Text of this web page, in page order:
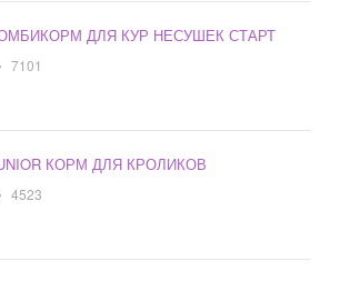
ДЛЯ КУР НЕСУШЕК СТАРТ
7101
КОРМ ДЛЯ КРОЛИКОВ
4523